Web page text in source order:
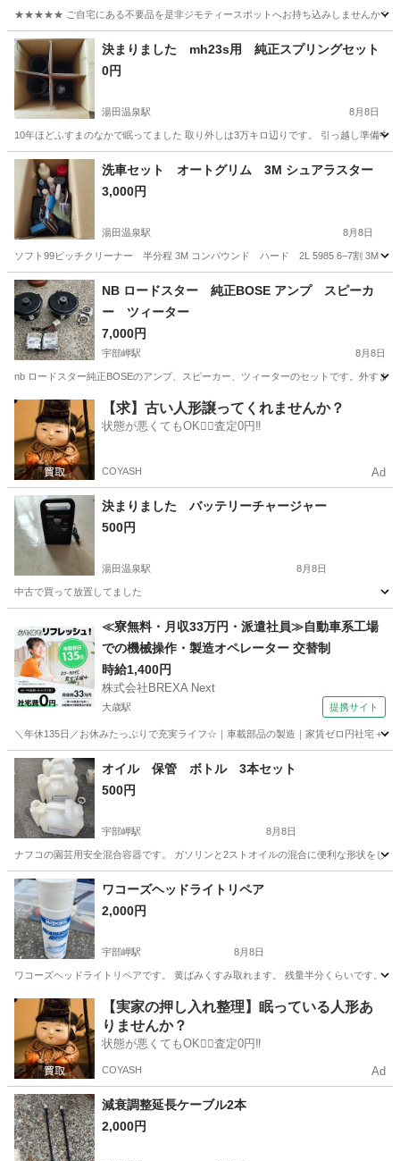
★★★★★ ご自宅にある不要品を是非ジモティースポットへお持ち込みしませんか？
山口 光市 アクセサリー
決まりました mh23s用 純正スプリングセット
0円
湯田温泉駅 8月8日
10年ほどふすまのなかで眠ってました 取り外しは3万キロ辺りです。 引っ越し準備中
山口 山口市 湯田温泉駅 パーツ
洗車セット オートグリム 3M シュアラスター
3,000円
湯田温泉駅 8月8日
ソフト99ビッチクリーナー 半分程 3M コンパウンド ハード 2L 5985 6−7割 3M
山口 山口市 湯田温泉駅 メンテナンス用品
NB ロードスター 純正BOSE アンプ スピーカ
ー ツィーター
7,000円
宇部岬駅 8月8日
nb ロードスター純正BOSEのアンプ、スピーカー、ツィーターのセットです。外すま
山口 宇部市 宇部岬駅 カーオーディオ セット
【求】古い人形譲ってくれませんか？
状態が悪くてもOK🙆‍♀️査定0円‼️
COYASH Ad
決まりました バッテリーチャージャー
500円
湯田温泉駅 8月8日
中古で買って放置してました
湯田温泉駅 メンテナンス用品
≪寮無料・月収33万円・派遣社員≫自動車系工場
での機械操作・製造オペレーター 交替制
時給1,400円
株式会社BREXA Next
大歳駅 提携サイト
＼年休135日／お休みたっぷりで充実ライフ☆｜車載部品の製造｜家賃ゼロ円社宅＋
山口 山口市 大歳駅 その他
オイル 保管 ボトル 3本セット
500円
宇部岬駅 8月8日
ナフコの園芸用安全混合容器です。 ガソリンと2ストオイルの混合に便利な形状をし
山口 宇部市 宇部岬駅 メンテナンス用品
ワコーズヘッドライトリペア
2,000円
宇部岬駅 8月8日
ワコーズヘッドライトリペアです。 黄ばみくすみ取れます。 残量半分くらいです。
山口 宇部市 宇部岬駅 メンテナンス用品
【実家の押し入れ整理】眠っている人形あ
りませんか？
状態が悪くてもOK🙆‍♀️査定0円‼️
COYASH Ad
減衰調整延長ケーブル2本
2,000円